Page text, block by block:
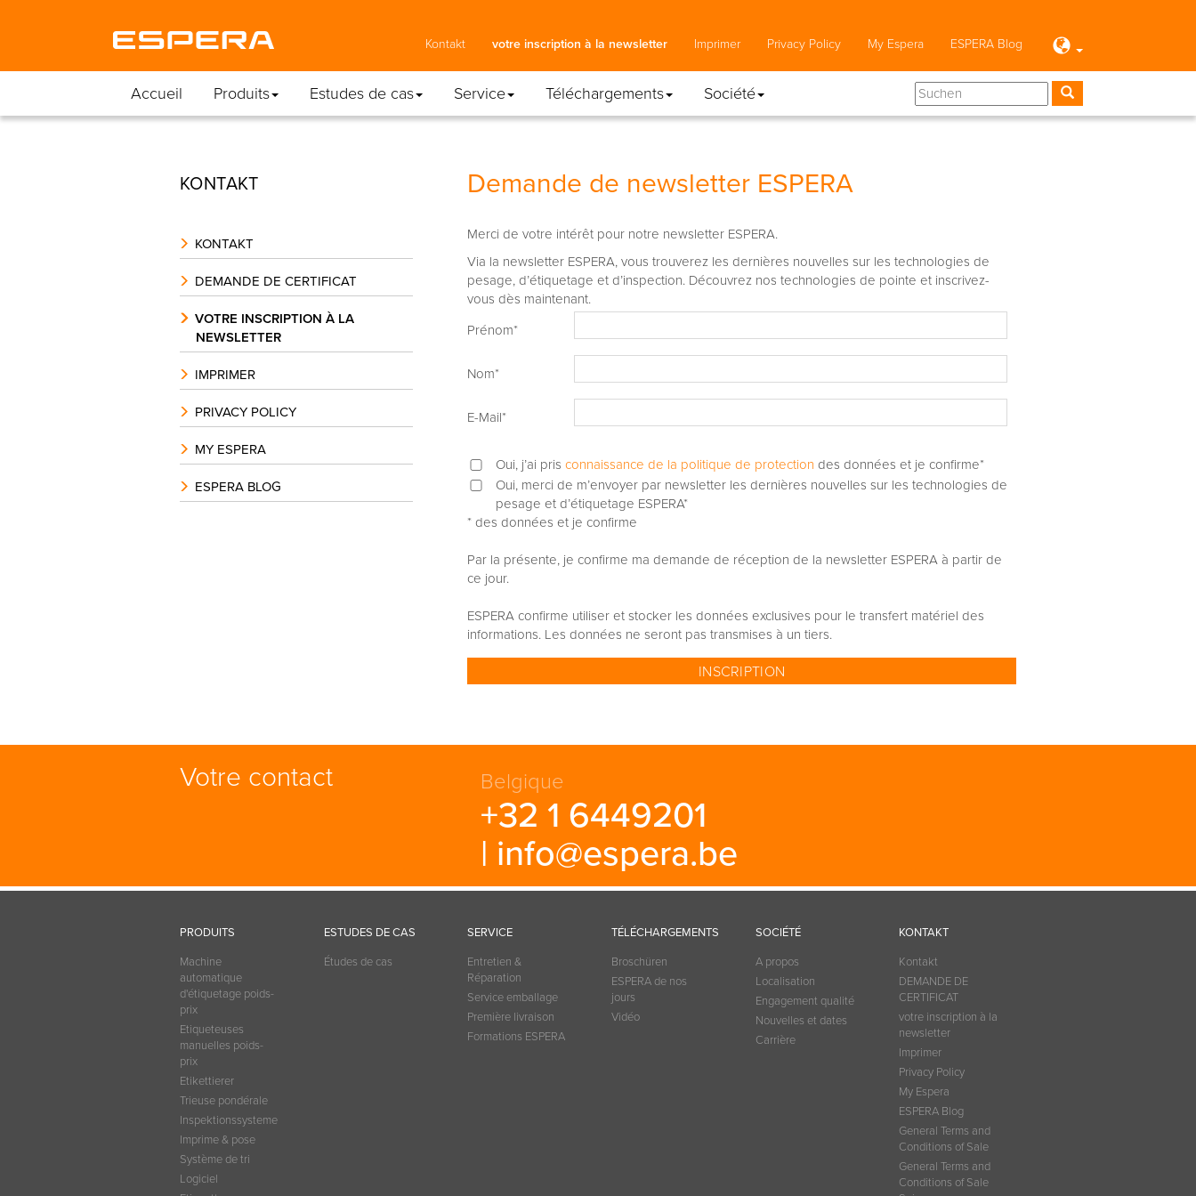
Accueil Produits Estudes de cas Service Téléchargements Société
Kontakt votre inscription à la newsletter Imprimer Privacy Policy My Espera ESPERA Blog
KONTAKT
KONTAKT
DEMANDE DE CERTIFICAT
VOTRE INSCRIPTION À LA
NEWSLETTER
IMPRIMER
PRIVACY POLICY
MY ESPERA
ESPERA BLOG
Demande de newsletter ESPERA
Merci de votre intérêt pour notre newsletter ESPERA.
Via la newsletter ESPERA, vous trouverez les dernières nouvelles sur les technologies de
pesage, d’étiquetage et d’inspection. Découvrez nos technologies de pointe et inscrivez-
vous dès maintenant.
Prénom*
Nom*
E-Mail*
Oui, j’ai pris connaissance de la politique de protection des données et je confirme*
Oui, merci de m’envoyer par newsletter les dernières nouvelles sur les technologies de
pesage et d’étiquetage ESPERA*
* des données et je confirme
Par la présente, je confirme ma demande de réception de la newsletter ESPERA à partir de
ce jour.
ESPERA confirme utiliser et stocker les données exclusives pour le transfert matériel des
informations. Les données ne seront pas transmises à un tiers.
Votre contact Belgique
+32 1 6449201
| info@espera.be
PRODUITS
Machine
automatique
d'étiquetage poids-
prix
Etiqueteuses
manuelles poids-
prix
Etikettierer
Trieuse pondérale
Inspektionssysteme
Imprime & pose
Système de tri
Logiciel
ESTUDES DE CAS
Études de cas
SERVICE
Entretien &
Réparation
Service emballage
Première livraison
Formations ESPERA
TÉLÉCHARGEMENTS
Broschüren
ESPERA de nos
jours
Vidéo
SOCIÉTÉ
A propos
Localisation
Engagement qualité
Nouvelles et dates
Carrière
KONTAKT
Kontakt
DEMANDE DE
CERTIFICAT
votre inscription à la
newsletter
Imprimer
Privacy Policy
My Espera
ESPERA Blog
General Terms and
Conditions of Sale
General Terms and
Conditions of Sale